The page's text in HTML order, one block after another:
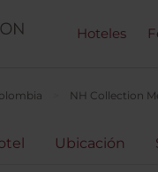
Hoteles
NH Collection
Ubicación